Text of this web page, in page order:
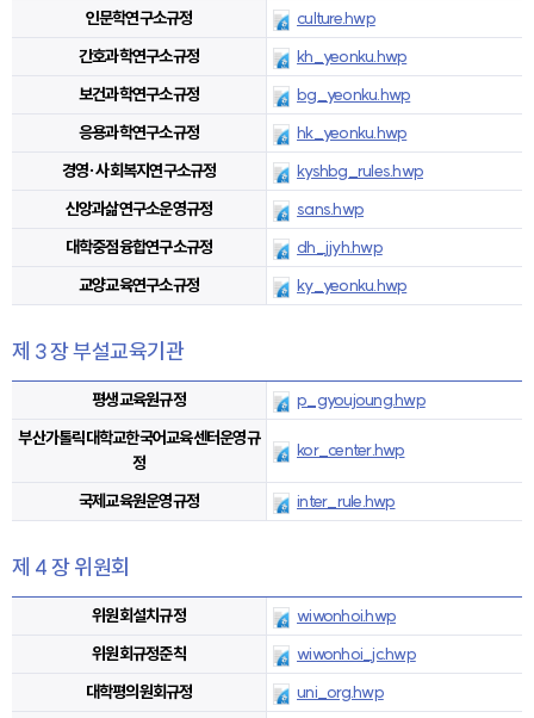
인문학연구소규정
culture.hwp
간호과학연구소규정
kh_yeonku.hwp
보건과학연구소규정
bg_yeonku.hwp
응용과학연구소규정
hk_yeonku.hwp
경영·사회복지연구소규정
kyshbg_rules.hwp
신앙과삶연구소운영규정
sans.hwp
대학중점융합연구소규정
dh_jjyh.hwp
교양교육연구소규정
ky_yeonku.hwp
제 3 장 부설교육기관
평생교육원규정
p_gyoujoung.hwp
부산가톨릭대학교한국어교육센터운영규
정
kor_center.hwp
국제교육원운영규정 inter_rule.hwp
제 4 장 위원회
위원회설치규정
wiwonhoi.hwp
위원회규정준칙
wiwonhoi_jc.hwp
대학평의원회규정
uni_org.hwp